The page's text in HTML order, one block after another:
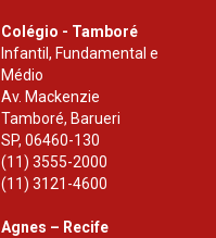
Colégio - Tamboré
Infantil, Fundamental e
Médio
Av. Mackenzie
Tamboré, Barueri
SP,06460-130
(11) 3555-2000
(11) 3121-4600
Agnes – Recife